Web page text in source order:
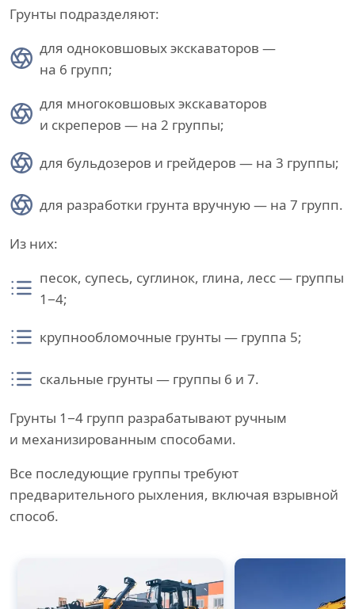
Грунты подразделяют:
для одноковшовых экскаваторов —
на 6 групп;
для многоковшовых экскаваторов
и скреперов — на 2 группы;
для бульдозеров и грейдеров — на 3 группы;
для разработки грунта вручную — на 7 групп.
Из них:
песок, супесь, суглинок, глина, лесс — группы
1−4;
крупнообломочные грунты — группа 5;
скальные грунты — группы 6 и 7.
Грунты 1−4 групп разрабатывают ручным
и механизированным способами.
Все последующие группы требуют
предварительного рыхления, включая взрывной
способ.